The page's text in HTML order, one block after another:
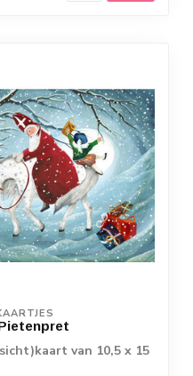
van 10,5 x 15